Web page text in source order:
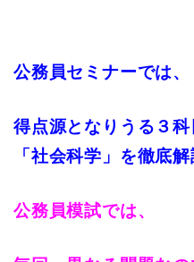
公務員セミナーでは、
得点源となりうる３科
「社会科学」を徹底解
公務員模試では、